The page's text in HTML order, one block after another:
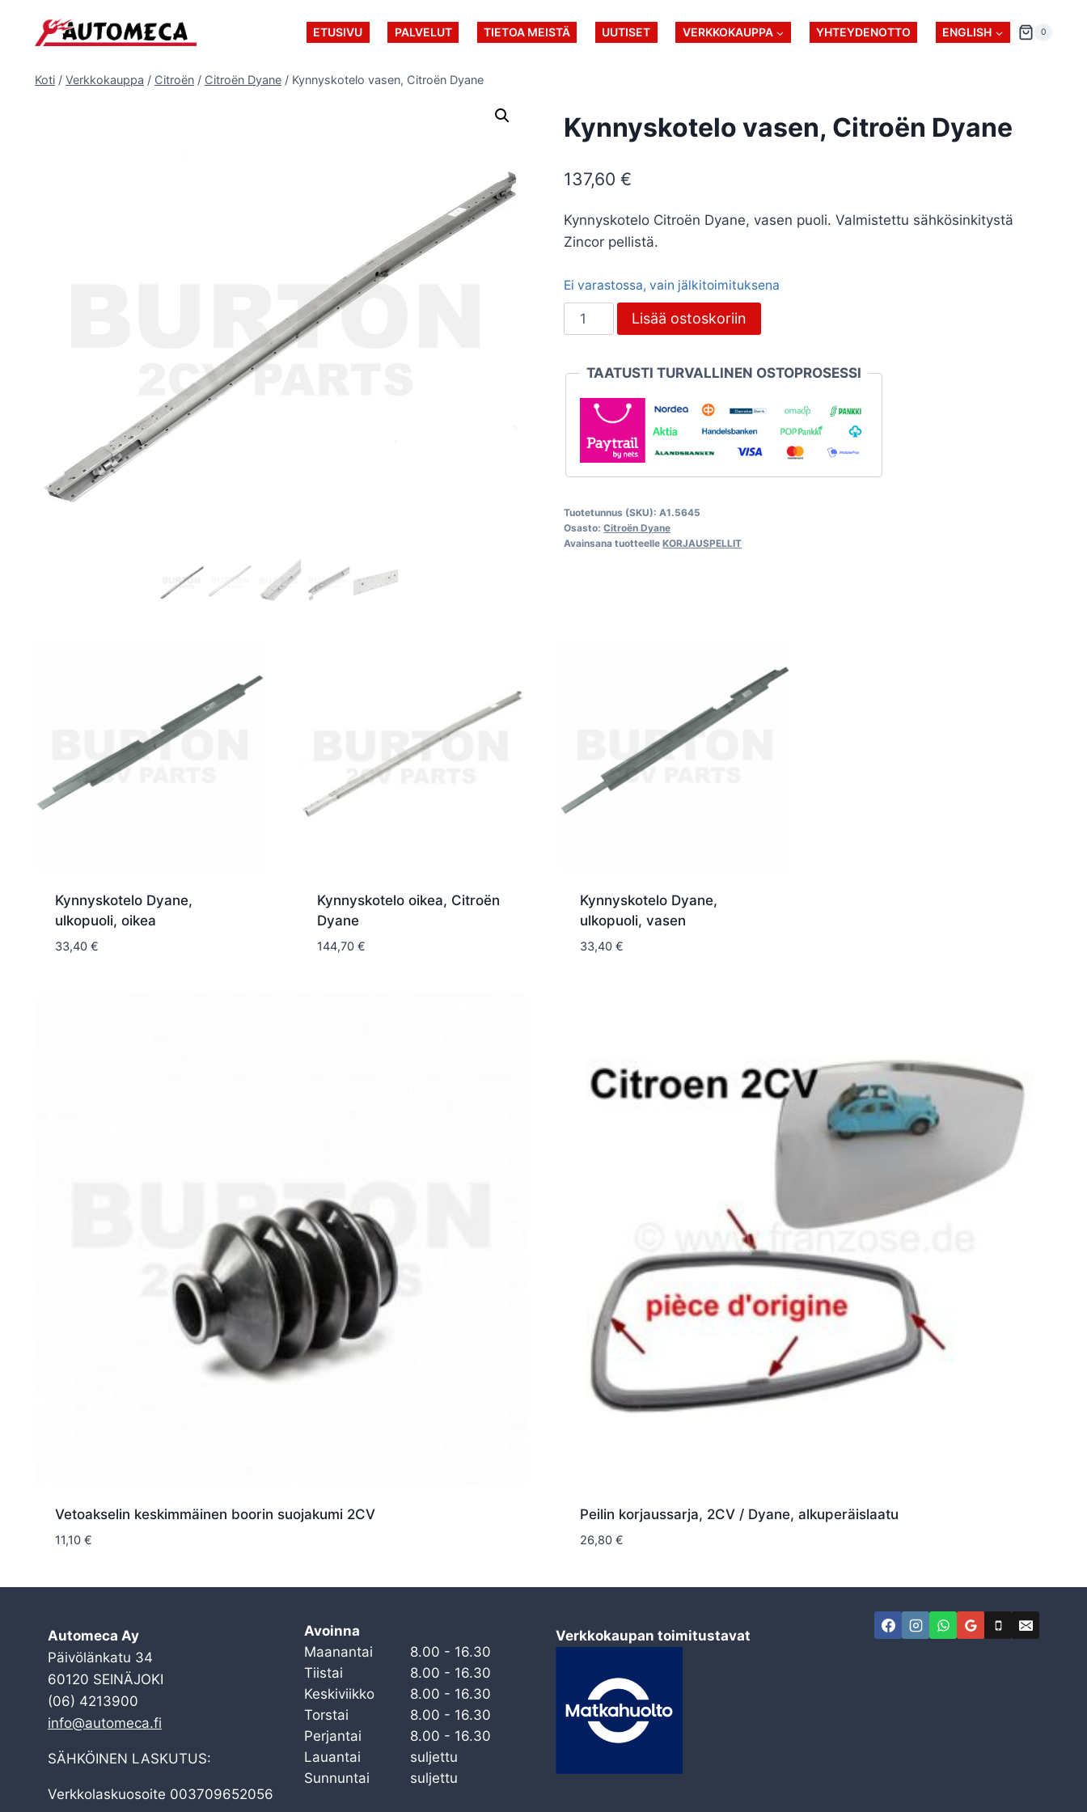
sisältöön
ETUSIVU PALVELUT TIETOA MEISTÄ UUTISET VERKKOKAUPPA YHTEYDENOTTO ENGLISH 0
Koti / Verkkokauppa / Citroën / Citroën Dyane / Kynnyskotelo vasen, Citroën Dyane
Kynnyskotelo vasen, Citroën Dyane
137,60€
Kynnyskotelo Citroën Dyane, vasen puoli. Valmistettu sähkösinkitystä
Zincor pellistä.
Ei varastossa, vain jälkitoimituksena
Kynnyskotelo
vasen,
Dyane
määrä
Lisää ostoskoriin
TAATUSTI TURVALLINEN OSTOPROSESSI
Tuotetunnus (SKU):A1.5645
Osasto:Citroën Dyane
Avainsana tuotteelleKORJAUSPELLIT
Kynnyskotelo Dyane,
ulkopuoli, oikea
33,40 €
Kynnyskotelo oikea, Citroën
Dyane
144,70 €
Kynnyskotelo Dyane,
ulkopuoli, vasen
33,40 €
Vetoakselin keskimmäinen boorin suojakumi 2CV
11,10 €
Peilin korjaussarja, 2CV / Dyane, alkuperäislaatu
26,80 €
Automeca Ay
Päivölänkatu 34
60120 SEINÄJOKI
(06) 4213900
info@automeca.fi
SÄHKÖINEN LASKUTUS:
Verkkolaskuosoite 003709652056
Avoinna
Maanantai
8.00 - 16.30
Tiistai
8.00 - 16.30
Keskiviikko
8.00 - 16.30
Torstai
8.00 - 16.30
Perjantai
8.00 - 16.30
Lauantai
suljettu
Sunnuntai
suljettu
Verkkokaupan toimitustavat